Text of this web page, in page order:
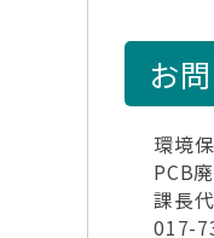
お
環境
PCB
課長
017-